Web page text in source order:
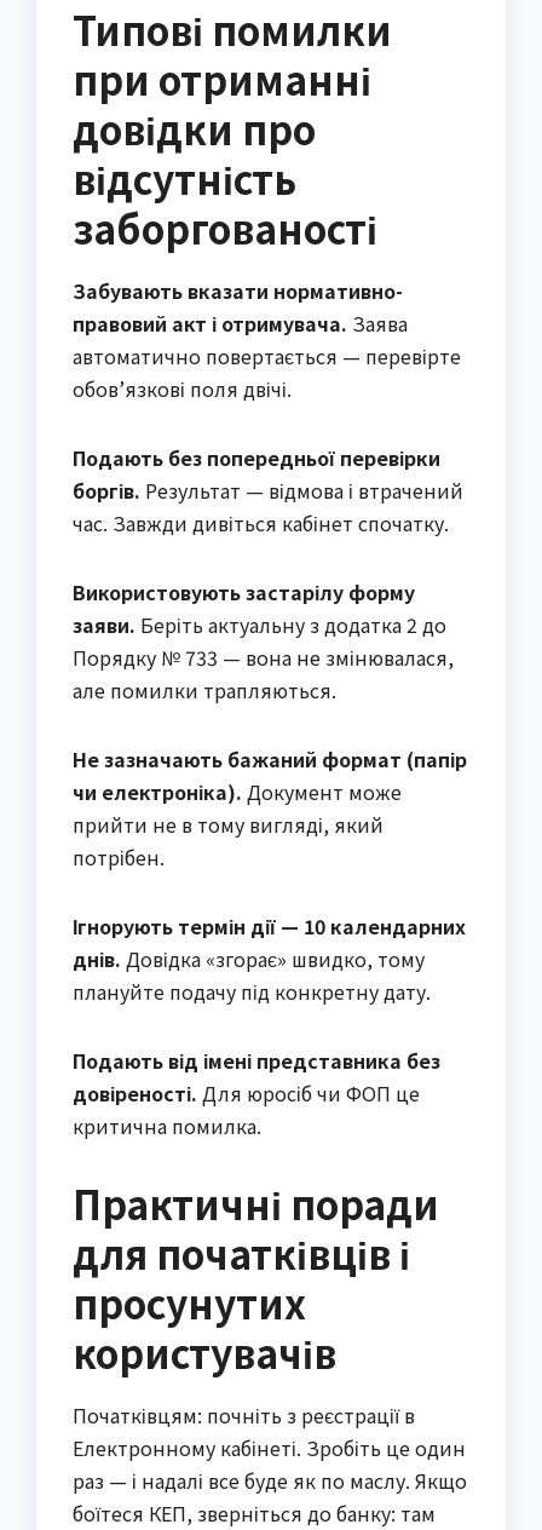
Типові помилки
при отриманні
довідки про
відсутність
заборгованості
Забувають вказати нормативно-
правовий акт і отримувача. Заява
автоматично повертається — перевірте
обов’язкові поля двічі.
Подають без попередньої перевірки
боргів. Результат — відмова і втрачений
час. Завжди дивіться кабінет спочатку.
Використовують застарілу форму
заяви. Беріть актуальну з додатка 2 до
Порядку № 733 — вона не змінювалася,
але помилки трапляються.
Не зазначають бажаний формат (папір
чи електроніка). Документ може
прийти не в тому вигляді, який
потрібен.
Ігнорують термін дії — 10 календарних
днів. Довідка «згорає» швидко, тому
плануйте подачу під конкретну дату.
Подають від імені представника без
довіреності. Для юросіб чи ФОП це
критична помилка.
Практичні поради
для початківців і
просунутих
користувачів
Початківцям: почніть з реєстрації в
Електронному кабінеті. Зробіть це один
раз — і надалі все буде як по маслу. Якщо
боїтеся КЕП, зверніться до банку: там